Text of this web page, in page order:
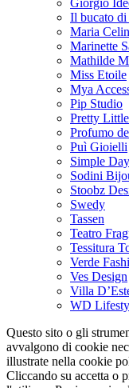
Il bucato
Maria
Marinette
Mathilde
Miss Etoile
Mya
Pip Studio
Pretty Little
Profumo
Puì Gioielli
Simple Day
Sodini
Stoobz
Swedy
Tassen
Teatro
Tessitura
Verde
Ves Design
Villa
WD
Questo sito o gli
avvalgono di cookie
illustrate nella cookie
Cliccando su accetta o